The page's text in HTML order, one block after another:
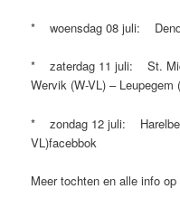
* woensdag 08 juli:
* zaterdag 11 juli: St.
Wervik (W-VL) – Leupegem
* zondag 12 juli:
VL)facebbok
Meer tochten en alle info op